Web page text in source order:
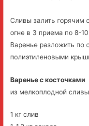
Сливы залить горячим
огне в 3 приема по 8-
Варенье разложить по
полиэтиленовыми
Варенье с косточками
из мелкоплодной
1 кг слив